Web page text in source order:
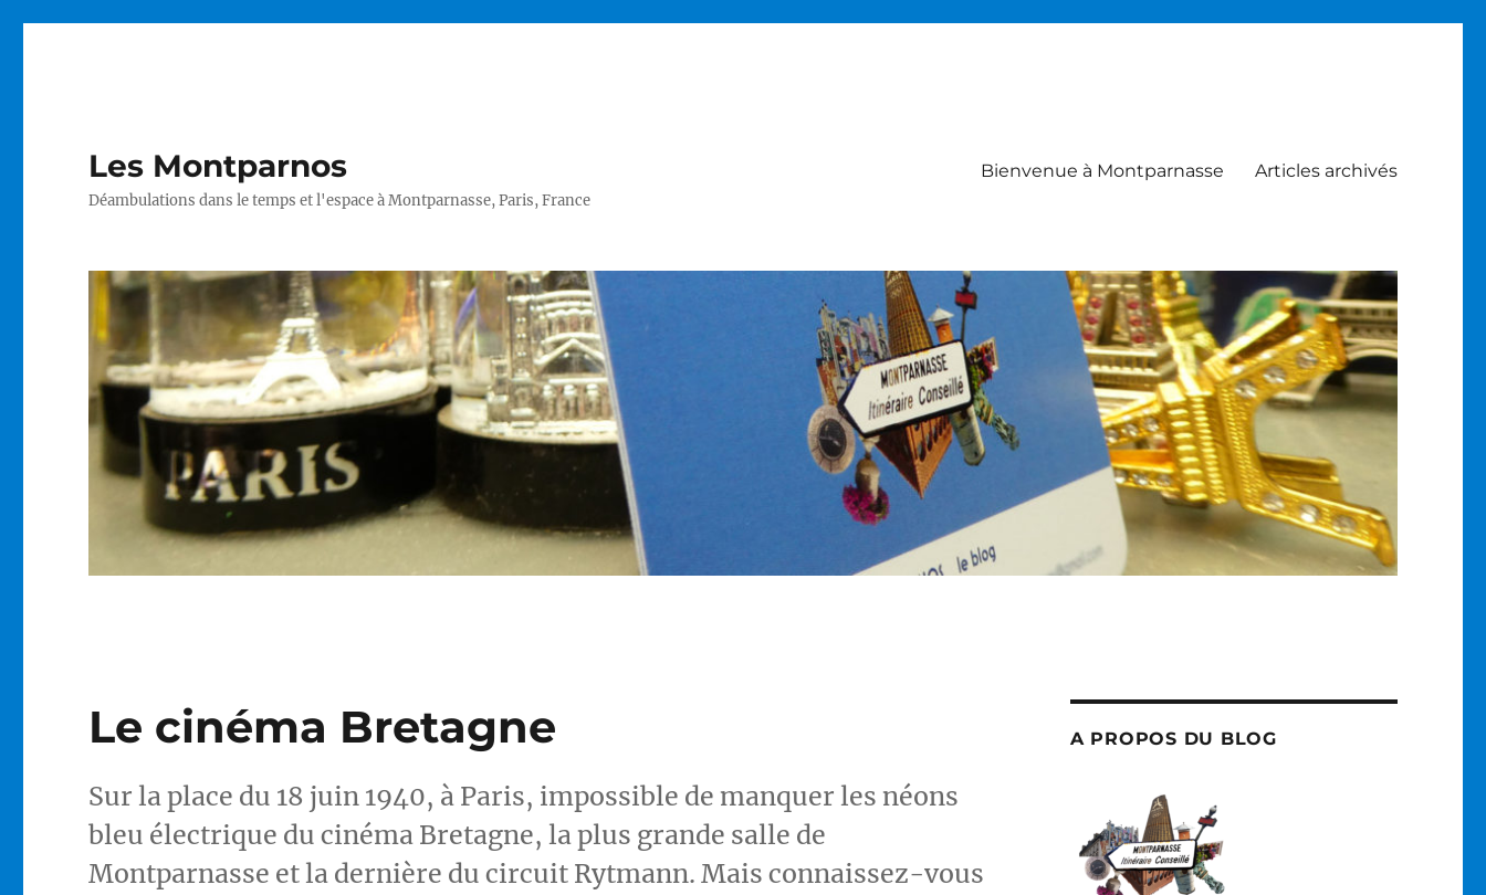
Les Montparnos
Déambulations dans le temps et l'espace à Montparnasse, Paris, France
Bienvenue à Montparnasse Articles archivés
Le cinéma Bretagne
Sur la place du 18 juin 1940, à Paris, impossible de manquer les néons
bleu électrique du cinéma Bretagne, la plus grande salle de
Montparnasse et la dernière du circuit Rytmann. Mais connaissez-vous
A PROPOS DU BLOG